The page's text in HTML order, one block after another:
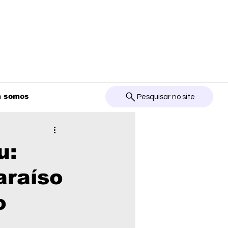
somos Pesquisar no site